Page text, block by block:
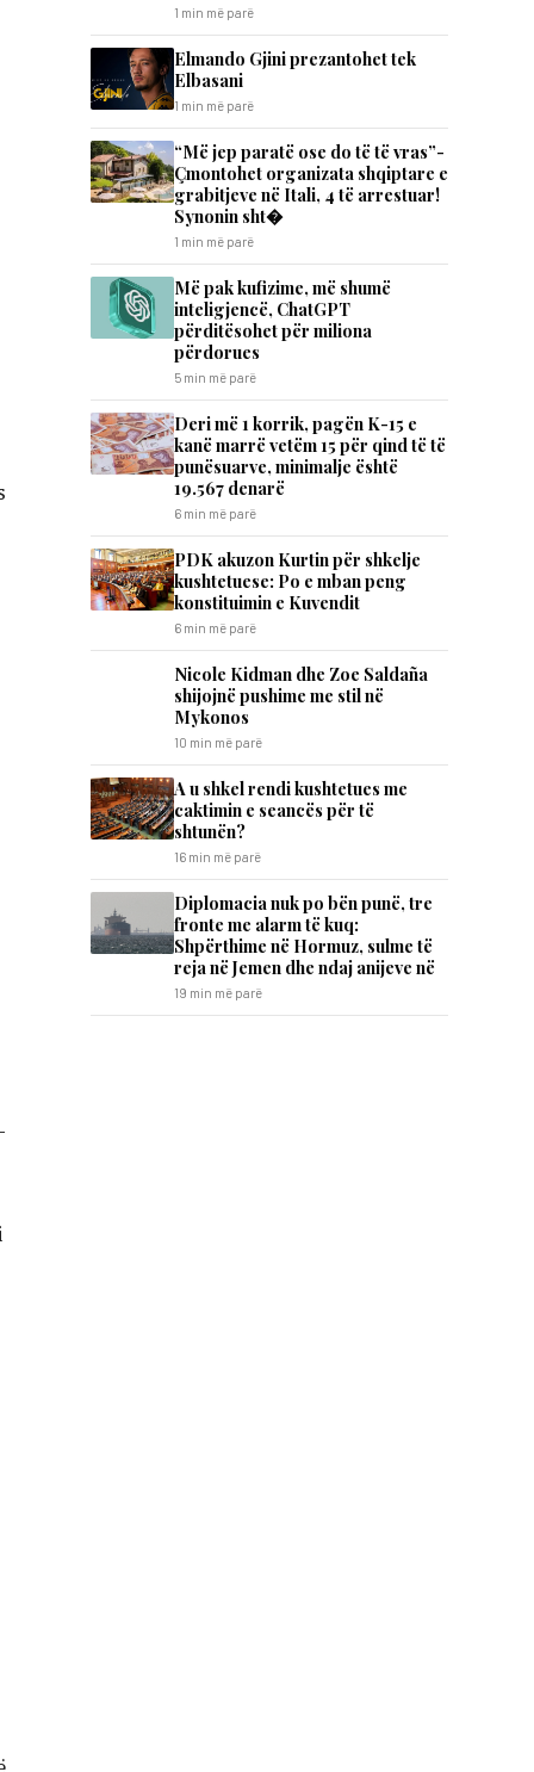
1 min më parë
Elmando Gjini prezantohet tek
Elbasani
1 min më parë
“Më jep paratë ose do të të vras”-
Çmontohet organizata shqiptare e
grabitjeve në Itali, 4 të arrestuar!
Synonin sht�
1 min më parë
Më pak kufizime, më shumë
inteligjencë, ChatGPT
përditësohet për miliona
përdorues
5 min më parë
Deri më 1 korrik, pagën K-15 e
kanë marrë vetëm 15 për qind të të
punësuarve, minimalje është
19.567 denarë
6 min më parë
PDK akuzon Kurtin për shkelje
kushtetuese: Po e mban peng
konstituimin e Kuvendit
6 min më parë
Nicole Kidman dhe Zoe Saldaña
shijojnë pushime me stil në
Mykonos
10 min më parë
A u shkel rendi kushtetues me
caktimin e seancës për të
shtunën?
16 min më parë
Diplomacia nuk po bën punë, tre
fronte me alarm të kuq:
Shpërthime në Hormuz, sulme të
reja në Jemen dhe ndaj anijeve në
19 min më parë